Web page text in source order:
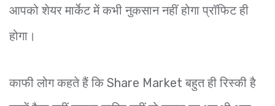
आपको शेयर मार्केट में कभी नुकसान नहीं होगा प्रॉफिट ही
होगा।
काफी लोग कहते हैं कि Share Market बहुत ही रिस्की है